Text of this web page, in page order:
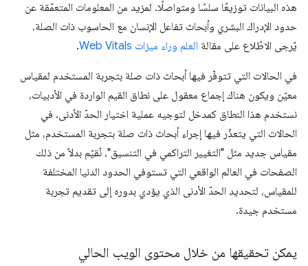
هذه البيانات توزيعًا سلسًا ومتواصلًا. لمزيد من المعلومات المتعمّقة عن
حدود الإدراك البشري وأبحاث تفاعل الإنسان مع الحاسوب ذات الصلة،
يُرجى الاطّلاع على مقالة العلم وراء ميزات Web Vitals .
في الحالات التي تتوفّر فيها أبحاث ذات صلة بتجربة المستخدم لمقياس
معيّن ويكون هناك إجماع معقول على نطاق القيم الواردة في الأدبيات،
نستخدم هذا النطاق كمدخل لتوجيه عملية اختيار الحدّ الأدنى. في
الحالات التي يتعذّر فيها إجراء أبحاث ذات صلة بتجربة المستخدم، مثل
مقياس جديد مثل "التغيير التراكمي في التنسيق"، نُقيّم بدلاً من ذلك
الصفحات في العالم الواقعي التي تستوفي الحدود الدنيا المختلفة
للمقياس، لتحديد الحدّ الأدنى الذي يؤدي بدوره إلى تقديم تجربة
مستخدم جيدة.
يمكن تحقيقها من خلال محتوى الويب الحالي